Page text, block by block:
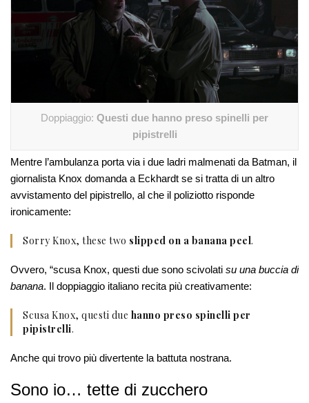
Doppiaggio: Questi due hanno preso spinelli per
pipistrelli
Mentre l’ambulanza porta via i due ladri malmenati da Batman, il
giornalista Knox domanda a Eckhardt se si tratta di un altro
avvistamento del pipistrello, al che il poliziotto risponde
ironicamente:
Sorry Knox, these two slipped on a banana peel.
Ovvero, “scusa Knox, questi due sono scivolati su una buccia di
banana. Il doppiaggio italiano recita più creativamente:
Scusa Knox, questi due hanno preso spinelli per
pipistrelli.
Anche qui trovo più divertente la battuta nostrana.
Sono io… tette di zucchero